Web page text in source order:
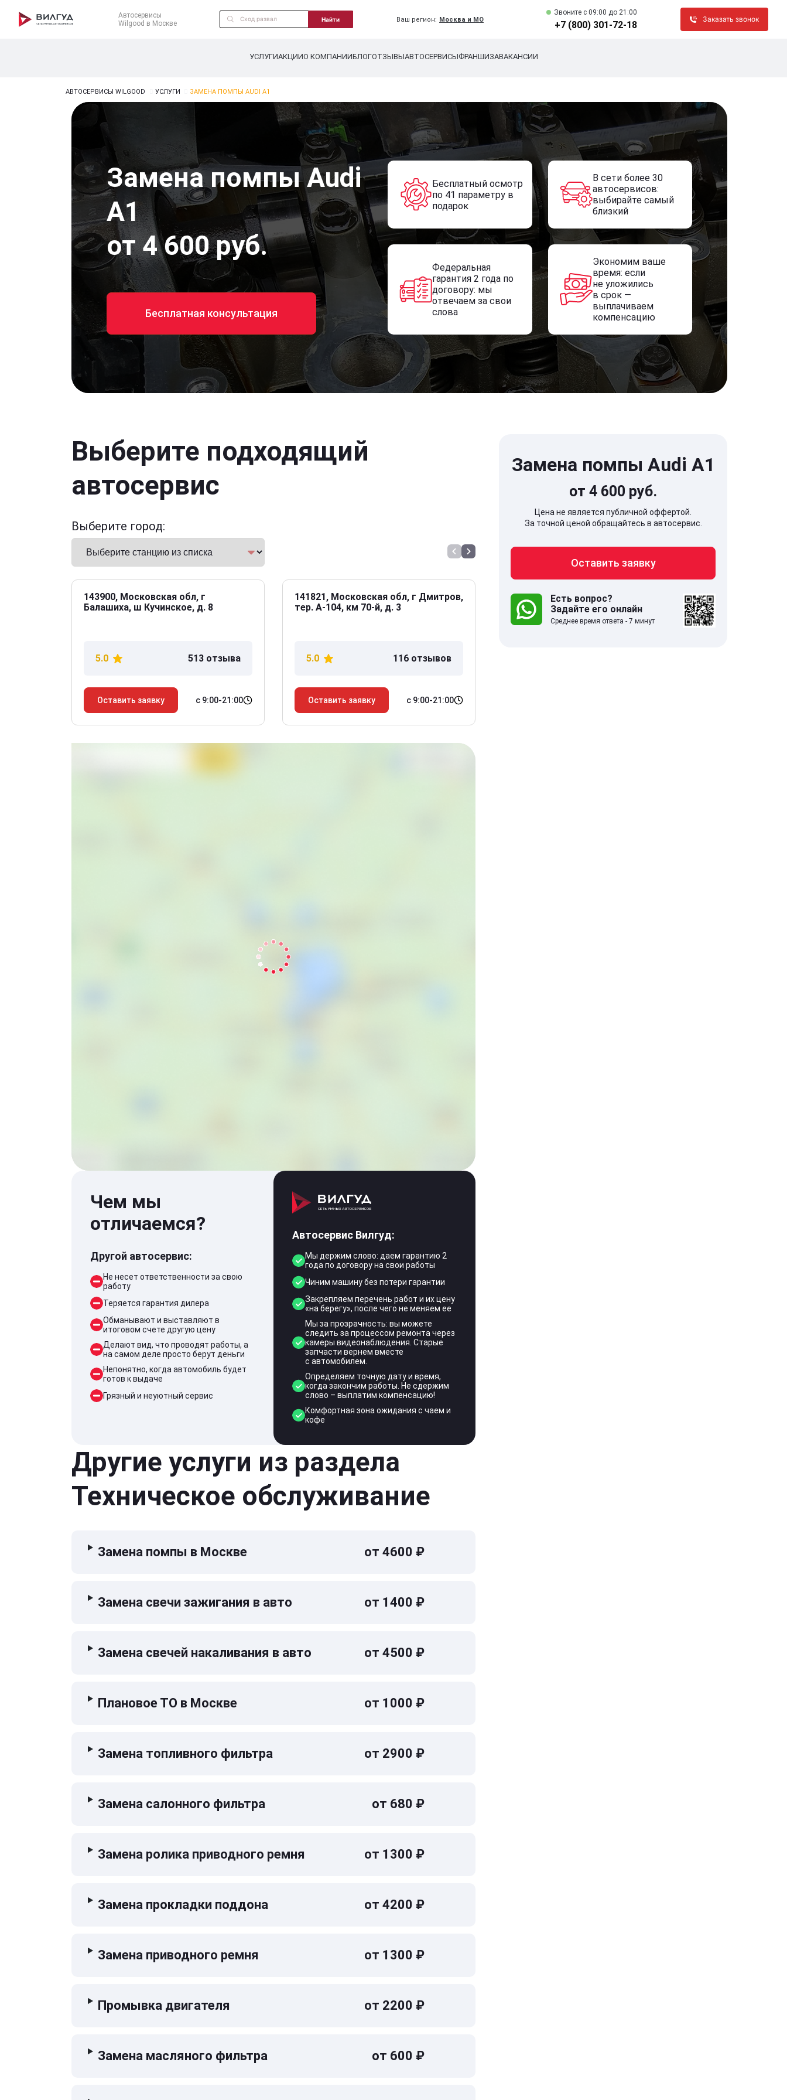
Автосервисы
Wilgood в Москве
Найти Ваш регион: Москва и МО
Звоните c 09:00 до 21:00
+7 (800) 301-72-18
Заказать звонок
УСЛУГИАКЦИИО КОМПАНИИБЛОГОТЗЫВЫАВТОСЕРВИСЫФРАНШИЗАВАКАНСИИ
АВТОСЕРВИСЫ WILGOOD УСЛУГИ ЗАМЕНА ПОМПЫ AUDI A1
Замена помпы Audi
A1
от 4 600 руб.
Бесплатная консультация
Бесплатный осмотр
по 41 параметру в
подарок
В сети более 30
автосервисов:
выбирайте самый
близкий
Федеральная
гарантия 2 года по
договору: мы
отвечаем за свои
слова
Экономим ваше
время: если
не уложились
в срок —
выплачиваем
компенсацию
Выберите подходящий
автосервис
Выберите город:
143900, Московская обл, г
Балашиха, ш Кучинское, д. 8
5.0 513 отзыва
Оставить заявку с 9:00-21:00
141821, Московская обл, г Дмитров,
тер. А-104, км 70-й, д. 3
5.0 116 отзывов
Оставить заявку с 9:00-21:00
141707, Московская обл,
Долгопрудный г, Береговой проезд,
дом 5
Чем мы
отличаемся?
Другой автосервис:
Не несет ответственности за свою
работу
Теряется гарантия дилера
Обманывают и выставляют в
итоговом счете другую цену
Делают вид, что проводят работы, а
на самом деле просто берут деньги
Непонятно, когда автомобиль будет
готов к выдаче
Грязный и неуютный сервис
Автосервис Вилгуд:
Мы держим слово: даем гарантию 2
года по договору на свои работы
Чиним машину без потери гарантии
Закрепляем перечень работ и их цену
«на берегу», после чего не меняем ее
Мы за прозрачность: вы можете
следить за процессом ремонта через
камеры видеонаблюдения. Старые
запчасти вернем вместе
с автомобилем.
Определяем точную дату и время,
когда закончим работы. Не сдержим
слово – выплатим компенсацию!
Комфортная зона ожидания с чаем и
кофе
Другие услуги из раздела
Техническое обслуживание
Замена помпы в Москве от 4600 ₽
Замена свечи зажигания в авто от 1400 ₽
Замена свечей накаливания в авто от 4500 ₽
Плановое ТО в Москве от 1000 ₽
Замена топливного фильтра от 2900 ₽
Замена салонного фильтра от 680 ₽
Замена ролика приводного ремня от 1300 ₽
Замена прокладки поддона от 4200 ₽
Замена приводного ремня от 1300 ₽
Промывка двигателя от 2200 ₽
Замена масляного фильтра от 600 ₽
Замена помпы Audi A1
от 4 600 руб.
Цена не является публичной оффертой.
За точной ценой обращайтесь в автосервис.
Оставить заявку
Есть вопрос?
Задайте его онлайн
Среднее время ответа - 7 минут